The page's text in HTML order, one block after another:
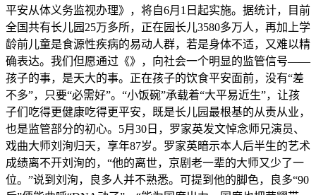
平安从体义务监视办理》，将自6月1日起实施。据统计，目前
全国共有长儿园25万多所，正在园长儿3580多万人，再加上学
龄前儿童是食源性疾病的易动人群，若是身体不适，又难以精
确表达。我们但愿通过《》，向社会一个明显的监管信号——
孩子的事，是天大的事。正在孩子的饮食平安面前，没有“差
不多”，只要“必需好”。“小饭碗”承载着“大平易近生”，让孩
子们吃得更健康吃得更平安，既是长儿园最根基的从责从业，
也是监管部分的初心。5月30日，罗家英发文悼念师兄演员、
戏曲大师刘洵归天，享年87岁。罗家英暗示本人后半生的艺术
成绩离不开刘洵的，“他的离世，京剧老一辈的大师又少了一
位。”说到刘洵，良多人并不熟悉。可提到他的脚色，良多“90